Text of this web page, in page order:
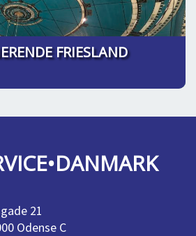
FRIESLAND
21
Odense C